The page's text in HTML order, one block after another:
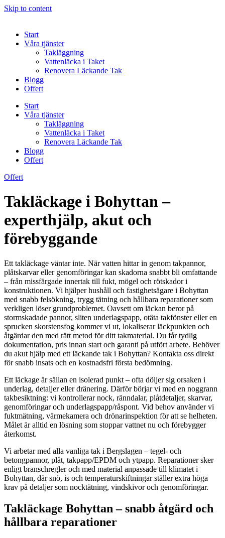
Skip to content
Start
Våra tjänster
Takläggning
Vattenläcka i Taket
Renovera Läckande Tak
Blogg
Offert
Start
Våra tjänster
Takläggning
Vattenläcka i Taket
Renovera Läckande Tak
Blogg
Offert
Offert
Takläckage i Bohyttan –
experthjälp, akut och
förebyggande
Ett takläckage väntar inte. När vatten hittar in genom takpannor,
plåtskarvar eller genomföringar kan skadorna snabbt bli omfattande
– från missfärgade innertak till fukt, mögel och rötskador i
konstruktionen. Vi hjälper hushåll och fastighetsägare i Bohyttan
med snabb felsökning, trygg tätning och hållbara reparationer som
verkligen löser grundproblemet. Oavsett om läckan beror på
stormskadade pannor, sliten underlagspapp, otäta takfönster eller en
sprucken skorstensfog kommer vi ut, lokaliserar läckpunkten och
åtgärdar den med rätt metod för ditt takmaterial. Du får tydlig
dokumentation, pris innan start och garanti på utfört arbete. Behöver
du akut hjälp med ett läckande tak i Bohyttan? Kontakta oss direkt
för snabb insats och en kostnadsfri första bedömning.
Ett läckage är sällan en isolerad punkt – ofta döljer sig orsaken i
underlag, detaljer eller dränering. Därför börjar vi med en noggrann
takbesiktning: vi kontrollerar nock, ränndalar, plåtdetaljer, skarvar,
genomföringar och underlagspapp/råspont. Vid behov använder vi
fuktmätning, värmekamera och drönarinspektion för att se helheten.
Målet är alltid en lösning som stoppar vattnet nu och förebygger
återkomst.
Vi arbetar med alla vanliga tak i Bergslagen – tegel- och
betongpannor, plåt, takpapp/EPDM och ytpapp. Reparationer sker
enligt branschregler och med material anpassade till klimatet i
Bohyttan, där snö, is och temperaturskiftningar ställer extra höga
krav på detaljer som nocktätning, vindskivor och genomföringar.
Takläckage Bohyttan – snabb åtgärd och
hållbara reparationer